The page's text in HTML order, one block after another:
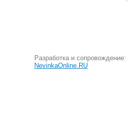
Разработка и сопровождение:
NevinkaOnline.RU